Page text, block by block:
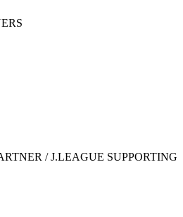
/ J.LEAGUE SUPPORTING